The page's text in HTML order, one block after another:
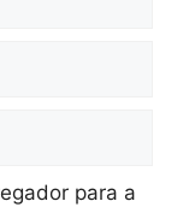
para a